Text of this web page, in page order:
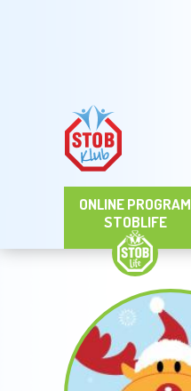
ONLINE PROGRAM
STOBLIFE